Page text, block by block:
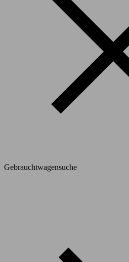
Gebrauchtwagensuche